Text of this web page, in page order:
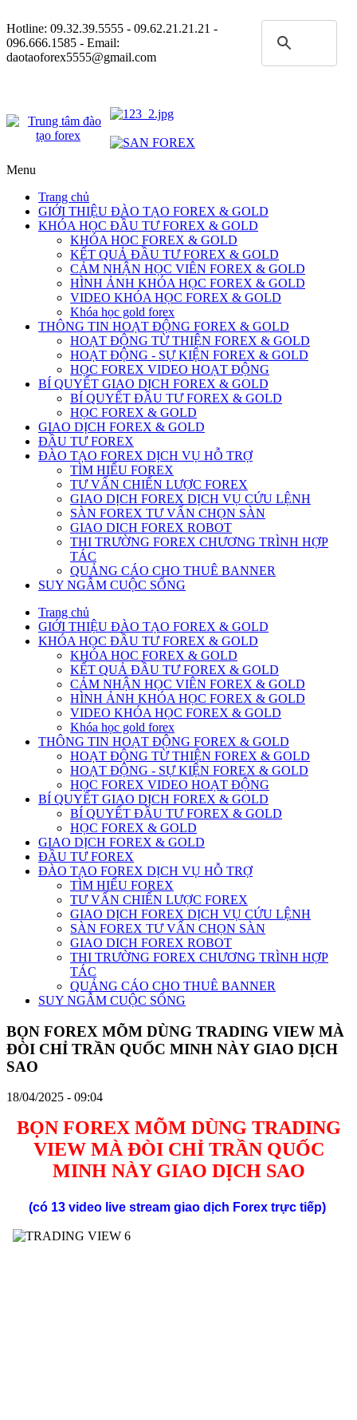
Hotline: 09.32.39.5555 - 09.62.21.21.21 -
096.666.1585 - Email:
daotaoforex5555@gmail.com
Menu
Trang chủ
GIỚI THIỆU ĐÀO TẠO FOREX & GOLD
KHÓA HỌC ĐẦU TƯ FOREX & GOLD
KHÓA HOC FOREX & GOLD
KẾT QUẢ ĐẦU TƯ FOREX & GOLD
CẢM NHẬN HỌC VIÊN FOREX & GOLD
HÌNH ẢNH KHÓA HỌC FOREX & GOLD
VIDEO KHÓA HỌC FOREX & GOLD
Khóa học gold forex
THÔNG TIN HOẠT ĐỘNG FOREX & GOLD
HOẠT ĐỘNG TỪ THIỆN FOREX & GOLD
HOẠT ĐỘNG - SỰ KIỆN FOREX & GOLD
HỌC FOREX VIDEO HOẠT ĐỘNG
BÍ QUYẾT GIAO DỊCH FOREX & GOLD
BÍ QUYẾT ĐẦU TƯ FOREX & GOLD
HỌC FOREX & GOLD
GIAO DỊCH FOREX & GOLD
ĐẦU TƯ FOREX
ĐÀO TẠO FOREX DỊCH VỤ HỖ TRỢ
TÌM HIỂU FOREX
TƯ VẤN CHIẾN LƯỢC FOREX
GIAO DỊCH FOREX DỊCH VỤ CỨU LỆNH
SÀN FOREX TƯ VẤN CHỌN SÀN
GIAO DICH FOREX ROBOT
THI TRƯỜNG FOREX CHƯƠNG TRÌNH HỢP
TÁC
QUẢNG CÁO CHO THUÊ BANNER
SUY NGẪM CUỘC SỐNG
Trang chủ
GIỚI THIỆU ĐÀO TẠO FOREX & GOLD
KHÓA HỌC ĐẦU TƯ FOREX & GOLD
KHÓA HOC FOREX & GOLD
KẾT QUẢ ĐẦU TƯ FOREX & GOLD
CẢM NHẬN HỌC VIÊN FOREX & GOLD
HÌNH ẢNH KHÓA HỌC FOREX & GOLD
VIDEO KHÓA HỌC FOREX & GOLD
Khóa học gold forex
THÔNG TIN HOẠT ĐỘNG FOREX & GOLD
HOẠT ĐỘNG TỪ THIỆN FOREX & GOLD
HOẠT ĐỘNG - SỰ KIỆN FOREX & GOLD
HỌC FOREX VIDEO HOẠT ĐỘNG
BÍ QUYẾT GIAO DỊCH FOREX & GOLD
BÍ QUYẾT ĐẦU TƯ FOREX & GOLD
HỌC FOREX & GOLD
GIAO DỊCH FOREX & GOLD
ĐẦU TƯ FOREX
ĐÀO TẠO FOREX DỊCH VỤ HỖ TRỢ
TÌM HIỂU FOREX
TƯ VẤN CHIẾN LƯỢC FOREX
GIAO DỊCH FOREX DỊCH VỤ CỨU LỆNH
SÀN FOREX TƯ VẤN CHỌN SÀN
GIAO DICH FOREX ROBOT
THI TRƯỜNG FOREX CHƯƠNG TRÌNH HỢP
TÁC
QUẢNG CÁO CHO THUÊ BANNER
SUY NGẪM CUỘC SỐNG
BỌN FOREX MÕM DÙNG TRADING VIEW MÀ
ĐÒI CHỈ TRẦN QUỐC MINH NÀY GIAO DỊCH
SAO
18/04/2025 - 09:04
BỌN FOREX MÕM DÙNG TRADING
VIEW MÀ ĐÒI CHỈ TRẦN QUỐC
MINH NÀY GIAO DỊCH SAO
(có 13 video live stream giao dịch Forextrực tiếp)